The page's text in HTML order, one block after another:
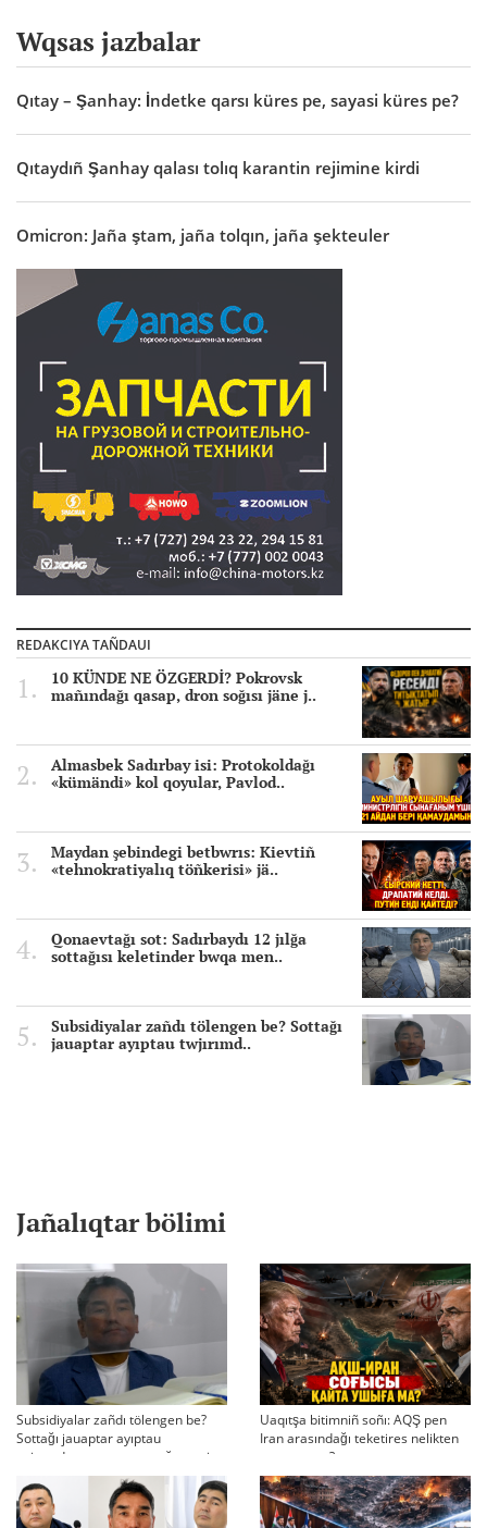
Wqsas jazbalar
Qıtay – Şanhay: İndetke qarsı küres pe, sayasi küres pe?
Qıtaydıñ Şanhay qalası tolıq karantin rejimine kirdi
Omicron: Jaña ştam, jaña tolqın, jaña şekteuler
REDAKCIYA TAÑDAUI
10 KÜNDE NE ÖZGERDİ? Pokrovsk
mañındağı qasap, dron soğısı jäne j..
Almasbek Sadırbay isi: Protokoldağı
«kümändi» kol qoyular, Pavlod..
Maydan şebindegi betbwrıs: Kievtiñ
«tehnokratiyalıq töñkerisi» jä..
Qonaevtağı sot: Sadırbaydı 12 jılğa
sottağısı keletinder bwqa men..
Subsidiyalar zañdı tölengen be? Sottağı
jauaptar ayıptau twjırımd..
Jañalıqtar bölimi
Subsidiyalar zañdı tölengen be?
Sottağı jauaptar ayıptau
twjırımdarın qayta qarauğa negiz
bola ala ma?
Uaqıtşa bitimniñ soñı: AQŞ pen
Iran arasındağı teketires nelikten
qayta uşıqtı?